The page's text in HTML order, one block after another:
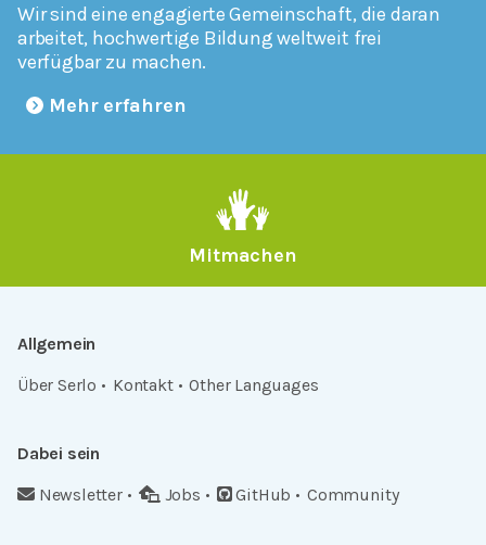
Wir sind eine engagierte Gemeinschaft, die daran
arbeitet, hochwertige Bildung weltweit frei
verfügbar zu machen.
Mehr erfahren
Mitmachen
Allgemein
Über Serlo
Kontakt Other Languages
Dabei sein
Newsletter
Jobs GitHub Community